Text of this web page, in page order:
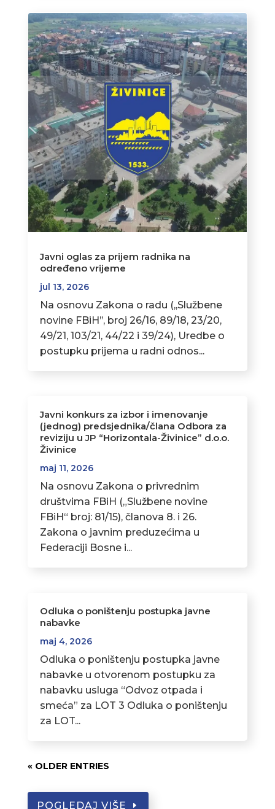
Javni oglas za prijem radnika na
određeno vrijeme
jul 13, 2026
Na osnovu Zakona o radu (,,Službene
novine FBiH’’, broj 26/16, 89/18, 23/20,
49/21, 103/21, 44/22 i 39/24), Uredbe o
postupku prijema u radni odnos...
Javni konkurs za izbor i imenovanje
(jednog) predsjednika/člana Odbora za
reviziju u JP “Horizontala-Živinice” d.o.o.
Živinice
maj 11, 2026
Na osnovu Zakona o privrednim
društvima FBiH („Službene novine
FBiH“ broj: 81/15), članova 8. i 26.
Zakona o javnim preduzećima u
Federaciji Bosne i...
Odluka o poništenju postupka javne
nabavke
maj 4, 2026
Odluka o poništenju postupka javne
nabavke u otvorenom postupku za
nabavku usluga “Odvoz otpada i
smeća” za LOT 3 Odluka o poništenju
za LOT...
« OLDER ENTRIES
POGLEDAJ VIŠE